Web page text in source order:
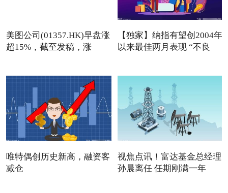
美图公司(01357.HK)早盘涨
超15%，截至发稿，涨
【独家】纳指有望创2004年
以来最佳两月表现 “不良
唯特偶创历史新高，融资客
减仓
视焦点讯！富达基金总经理
孙晨离任 任期刚满一年